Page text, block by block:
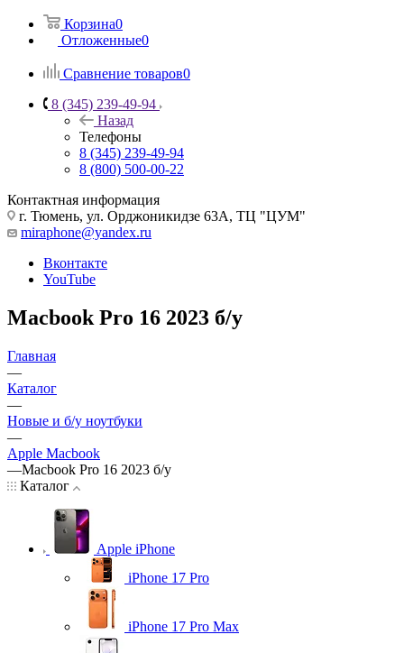
Корзина0
Отложенные0
Сравнение товаров0
8 (345) 239-49-94
Назад
Телефоны
8 (345) 239-49-94
8 (800) 500-00-22
Контактная информация
г. Тюмень, ул. Орджоникидзе 63А, ТЦ "ЦУМ"
miraphone@yandex.ru
Вконтакте
YouTube
Macbook Pro 16 2023 б/у
Главная
—
Каталог
—
Новые и б/у ноутбуки
—
Apple Macbook
—Macbook Pro 16 2023 б/у
Каталог
Apple iPhone
iPhone 17 Pro
iPhone 17 Pro Max